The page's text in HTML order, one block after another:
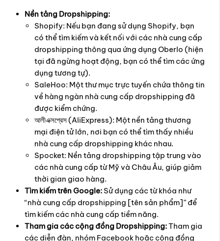
Nền tảng Dropshipping:
Shopify: Nếu bạn đang sử dụng Shopify, bạn
có thể tìm kiếm và kết nối với các nhà cung cấp
dropshipping thông qua ứng dụng Oberlo (hiện
tại đã ngừng hoạt động, bạn có thể tìm các ứng
dụng tương tự).
SaleHoo: Một thư mục trực tuyến chứa thông tin
về hàng ngàn nhà cung cấp dropshipping đã
được kiểm chứng.
আলীএক্সপ্রেস (AliExpress): Một nền tảng thương
mại điện tử lớn, nơi bạn có thể tìm thấy nhiều
nhà cung cấp dropshipping khác nhau.
Spocket: Nền tảng dropshipping tập trung vào
các nhà cung cấp từ Mỹ và Châu Âu, giúp giảm
thời gian giao hàng.
Tìm kiếm trên Google: Sử dụng các từ khóa như
“nhà cung cấp dropshipping [tên sản phẩm]” để
tìm kiếm các nhà cung cấp tiềm năng.
Tham gia các cộng đồng Dropshipping:Tham gia
các diễn đàn, nhóm Facebook hoặc cộng đồng